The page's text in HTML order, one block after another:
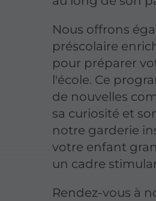
Nous offrons
préscolaire
pour préparer
l'école. Ce
de nouvelles
sa curiosité et
notre garderie
votre enfant
un cadre
Rendez-vous à